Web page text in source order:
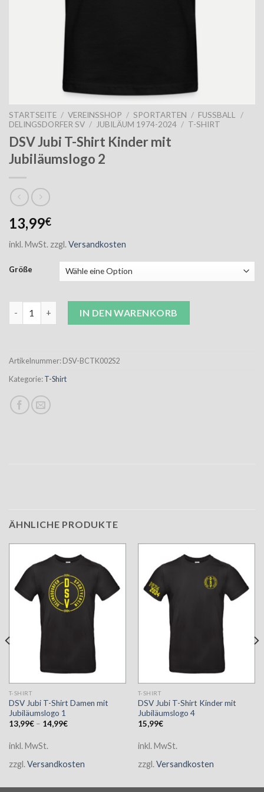
STARTSEITE / VEREINSSHOP / SPORTARTEN / FUSSBALL /
DELINGSDORFER SV / JUBILÄUM 1974-2024 / T-SHIRT
DSV Jubi T-Shirt Kinder mit
Jubiläumslogo 2
13,99€
inkl. MwSt. zzgl. Versandkosten
Größe
IN DEN WARENKORB
Artikelnummer:DSV-BCTK002S2
Kategorie:T-Shirt
ÄHNLICHE PRODUKTE
T-SHIRT
DSV Jubi T-Shirt Damen mit
Jubiläumslogo 1
13,99€– 14,99€
inkl. MwSt.
zzgl.Versandkosten
T-SHIRT
DSV Jubi T-Shirt Kinder mit
Jubiläumslogo 4
15,99€
inkl. MwSt.
zzgl.Versandkosten